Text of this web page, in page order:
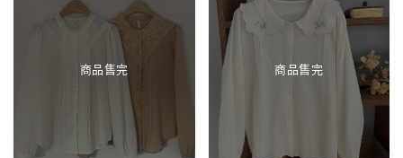
商品售完 商品售完